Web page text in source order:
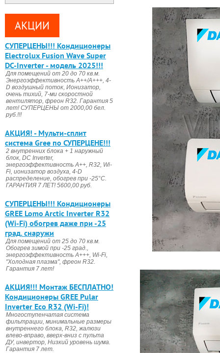
АКЦИИ
CУПЕРЦЕНЫ!!! Кондиционеры
Electrolux Fusion Wave Super
DC-Inverter - модель 2025!!!
Для помещений от 20 до 70 кв.м.
Энергоэффективность А++/А+++, 4-
D воздушный поток, Ионизатор,
очень тихий, 7-ми скоростной
вентилятор, фреон R32. Гарантия 5
лет! СУПЕРЦЕНЫ от 2000,00 бел.
руб.!!!
АКЦИЯ! - Мульти-сплит
система Gree по СУПЕРЦЕНЕ!!!
2 внутренних блока + 1 наружный
блок, DC Invertеr,
энергоэффективность А++, R32, Wi-
Fi, ионизатор воздуха, 4-D
распределение, обогрев при -25°С.
ГАРАНТИЯ 7 ЛЕТ! 5600,00 руб.
CУПЕРЦЕНЫ!!! Кондиционеры
GREE Lomo Arctic Inverter R32
(Wi-Fi) обогрев даже при -25
град. снаружи
Для помещений от 25 до 70 кв.м.
Обогрев зимой при -25 град.,
энергоэффективность А+++, Wi-Fi,
"Холодная плазма", фреон R32.
Гарантия 7 лет!
АКЦИЯ!!! Монтаж БЕСПЛАТНО!
Кондиционеры GREE Pular
Inverter Eco R32 (Wi-Fi)!
Многоступенчатая система
фильтрации, минимальные размеры
внутреннего блока, R32, жалюзи
влево-вправо, вверх-вниз с пульта
ДУ, инвертор, Низкий уровень шума.
Гарантия 7 лет.